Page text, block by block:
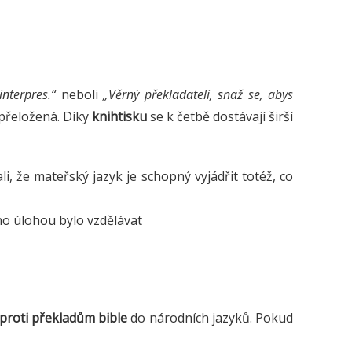
neboli„Věrný překladateli, snaž se, abys
Díky knihtiskuse k četbě dostávají širší
že mateřský jazyk je schopný vyjádřit totéž, co
úlohou bylo vzdělávat
proti překladům bibledo národních jazyků. Pokud